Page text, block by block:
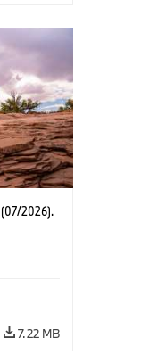
2026).
7.22 MB